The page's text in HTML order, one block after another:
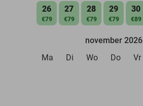
26
€79
27
€79
28
€79
29
€79
30
€89
november 2026
Ma
Di Wo Do Vr